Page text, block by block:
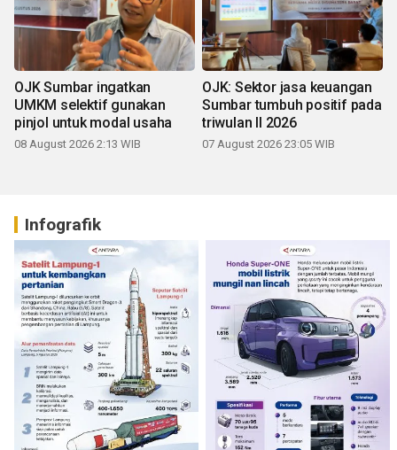
OJK Sumbar ingatkan
UMKM selektif gunakan
pinjol untuk modal usaha
08 August 2026 2:13 WIB
OJK: Sektor jasa keuangan
Sumbar tumbuh positif pada
triwulan II 2026
07 August 2026 23:05 WIB
Infografik